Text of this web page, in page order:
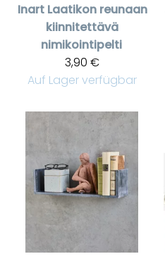
Inart Laatikon reunaan
kiinnitettävä
nimikointipelti
3,90 €
Auf Lager verfügbar